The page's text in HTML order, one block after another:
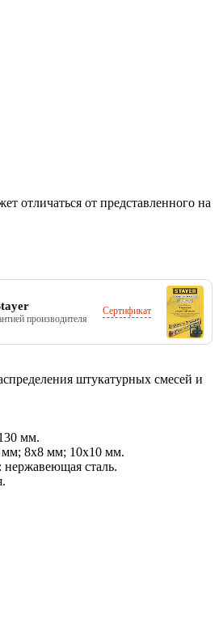
отличаться от представленного на
производителя
Сертификат
штукатурных смесей и
мм.
мм; 8х8 мм; 10х10 мм.
сталь.